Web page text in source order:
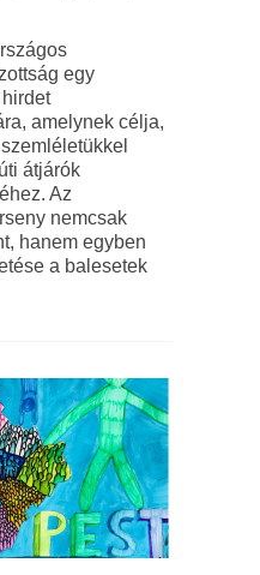
egy
amelynek célja,
átjárók
Az
nemcsak
hanem egyben
a balesetek